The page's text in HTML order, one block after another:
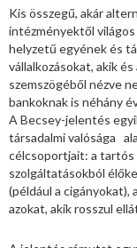
Kis összegű, akár
intézményektől
helyzetű egyének és
vállalkozásokat, akik
szemszögéből nézve
bankoknak is néhány
A Becsey-jelentés
társadalmi valósága
célcsoportjait: a tartós
szolgáltatásokból
(például a cigányokat),
azokat, akik rosszul